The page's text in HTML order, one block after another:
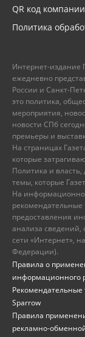
QR код компании
Политика
Интернет-издание
ежедневно
России и Санкт-
это политика,
мероприятия,
новости СПб
премьеры и
На страницах
которые
Политика и власть,
темы, которые
На
предоставления
анализа сведений,
сети «Интернет»,
Федерации).
Правила о
информационного
Sparrow
Правила
рекламно-